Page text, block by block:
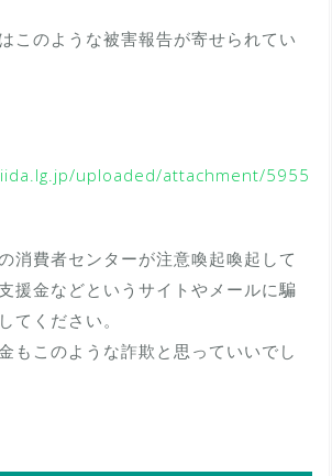
このような被害報告が寄せられてい
uploaded/attachment/5955
消費者センターが注意喚起喚起して
援金などというサイトやメールに騙
てください。
もこのような詐欺と思っていいでし